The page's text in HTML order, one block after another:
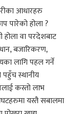
आधारहरु
पारेको होला ?
वा परदेशबाट
बजारिकरण,
लागि पहल गर्ने
स्थानीय
कस्तो लाभ
यस्तै सबालमा